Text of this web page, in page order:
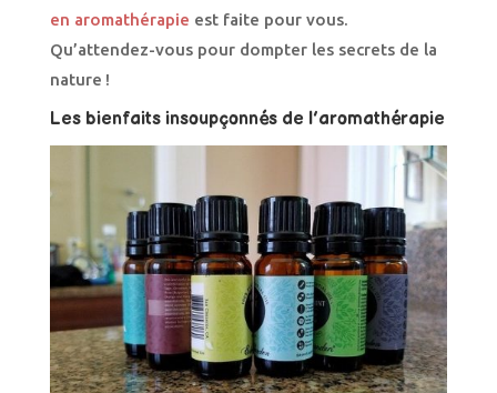
en aromathérapie est faite pour vous.
Qu’attendez-vous pour dompter les secrets de la
nature !
Les bienfaits insoupçonnés de l’aromathérapie